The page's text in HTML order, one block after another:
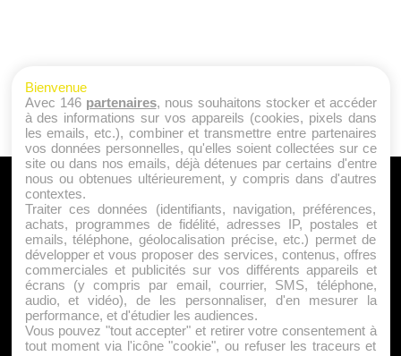
A PROPOS
Qui sommes nous ?
Mentions Légales
Publicité
Politique de Cookies
Contact
Bienvenue
Avec 146 partenaires, nous souhaitons stocker et accéder
à des informations sur vos appareils (cookies, pixels dans
les emails, etc.), combiner et transmettre entre partenaires
vos données personnelles, qu'elles soient collectées sur ce
site ou dans nos emails, déjà détenues par certains d'entre
nous ou obtenues ultérieurement, y compris dans d'autres
contextes.
Traiter ces données (identifiants, navigation, préférences,
achats, programmes de fidélité, adresses IP, postales et
emails, téléphone, géolocalisation précise, etc.) permet de
développer et vous proposer des services, contenus, offres
commerciales et publicités sur vos différents appareils et
écrans (y compris par email, courrier, SMS, téléphone,
audio, et vidéo), de les personnaliser, d'en mesurer la
performance, et d'étudier les audiences.
Vous pouvez "tout accepter" et retirer votre consentement à
tout moment via l'icône "cookie", ou refuser les traceurs et